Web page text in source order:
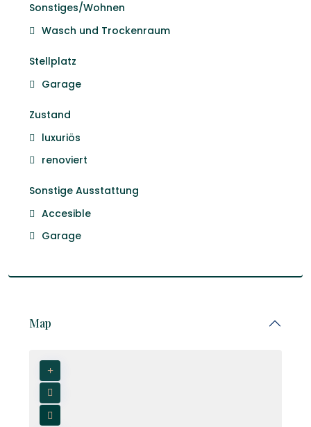
Sonstiges/Wohnen
Wasch und Trockenraum
Stellplatz
Garage
Zustand
luxuriös
renoviert
Sonstige Ausstattung
Accesible
Garage
Map